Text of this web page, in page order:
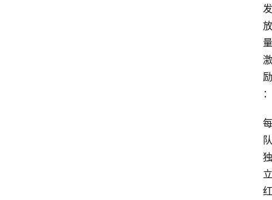
发
放
量
激
励
：
每
队
独
立
红